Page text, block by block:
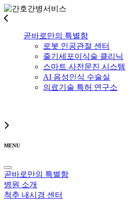
곧바로만의 특별함
로봇 인공관절 센터
줄기세포이식술 클리닉
스마트 사전문진 시스템
AI 음성인식 수술실
의료기술 특허 연구소
MENU
곧바로만의 특별함
병원 소개
척추 내시경 센터